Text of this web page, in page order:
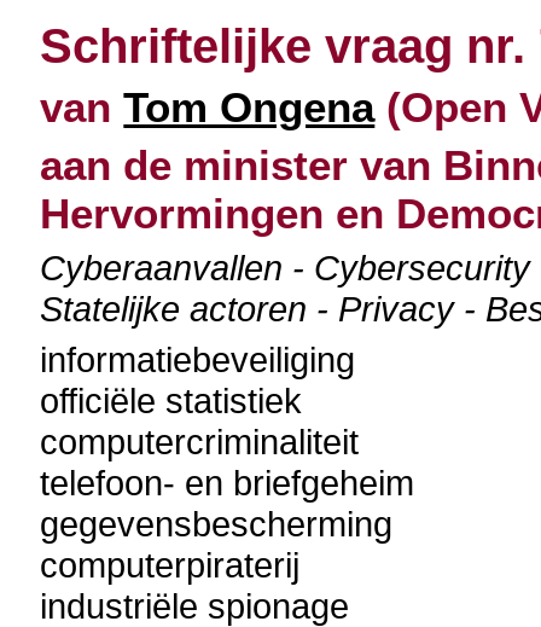
Schriftelijke vraag nr.
vanTom Ongena(Open
aan de minister van
Hervormingen en
Cyberaanvallen -
Statelijke actoren - Privacy -
informatiebeveiliging
officiële statistiek
computercriminaliteit
telefoon- en briefgeheim
gegevensbescherming
computerpiraterij
industriële spionage